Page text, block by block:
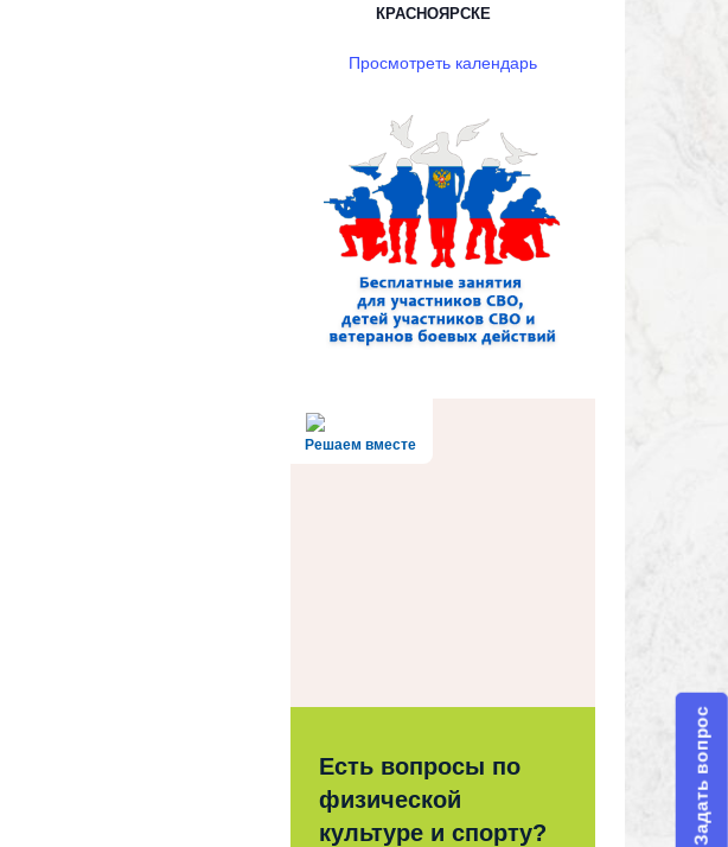
КРАСНОЯРСКЕ
Просмотреть календарь
Решаем вместе
Есть вопросы по
физической
культуре и спорту?
Задать вопрос